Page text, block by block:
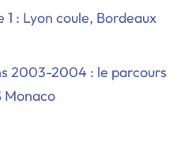
1 : Lyon coule, Bordeaux
2003-2004 : le parcours
Monaco